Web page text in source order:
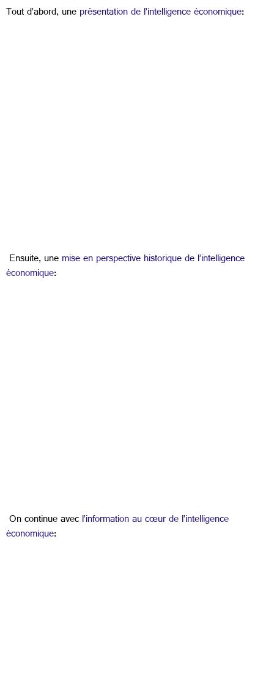
Tout d’abord, uneprésentation de l’intelligence économique:
Ensuite, unemise en perspective historique de l’intelligence
économique:
On continue avecl’information au cœur de l’intelligence
économique: